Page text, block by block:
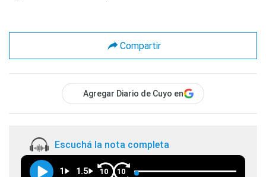
Compartir
Agregar Diario de Cuyo en
Escuchá la nota completa
1 1.5 10 10